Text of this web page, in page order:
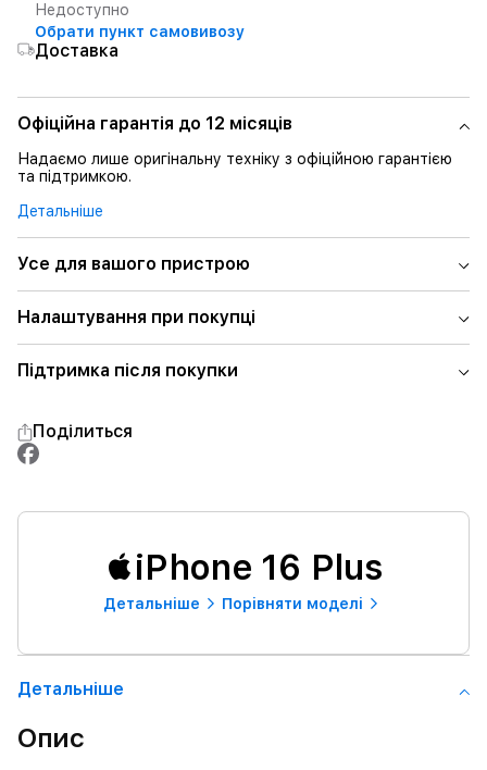
Недоступно
Обрати пункт самовивозу
Доставка
Офіційна гарантія до 12 місяців
Надаємо лише оригінальну техніку з офіційною гарантією
та підтримкою.
Детальніше
Усе для вашого пристрою
Налаштування при покупці
Підтримка після покупки
Поділиться
iPhone 16 Plus
Детальнiше Порівняти моделі
Детальнiше
Опис